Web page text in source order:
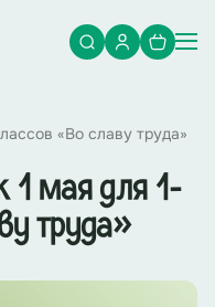
«Во славу труда»
1 мая для 1-
труда»